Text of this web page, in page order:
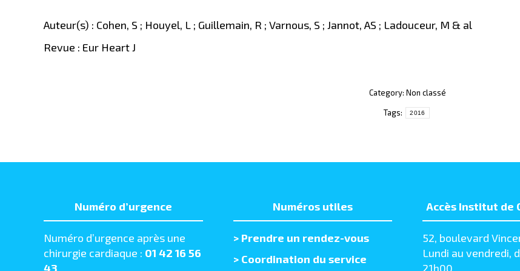
Auteur(s) : Cohen, S ; Houyel, L ; Guillemain, R ; Varnous, S ; Jannot, AS ; Ladouceur, M & al
Revue : Eur Heart J
Category: Non classé
Tags: 2016
Numéro d’urgence
Numéro d’urgence après une
chirurgie cardiaque : 01 42 16 56
43
Numéros utiles
> Prendre un rendez-vous
> Coordination du service
Accès Institut de
52, boulevard
Lundi au vendredi,
21h00